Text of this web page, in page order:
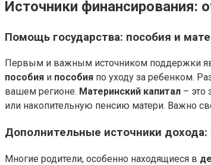
Источники финансирования:
Помощь государства: пособия и
Первым и важным источником поддержки
пособия и пособия по уходу за ребенком.
вашем регионе. Материнский капитал – это
или накопительную пенсию матери. Важно
Дополнительные источники
Многие родители, особенно находящиеся в